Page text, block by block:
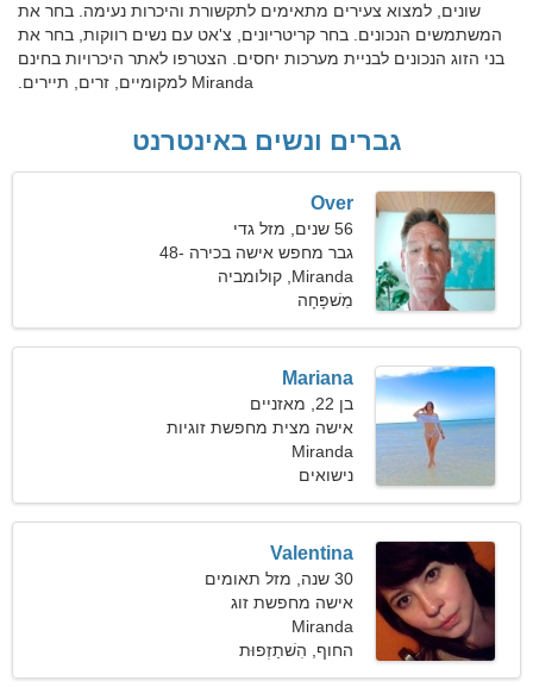
שונים, למצוא צעירים מתאימים לתקשורת והיכרות נעימה. בחר את
המשתמשים הנכונים. בחר קריטריונים, צ'אט עם נשים רווקות, בחר את
בני הזוג הנכונים לבניית מערכות יחסים. הצטרפו לאתר היכרויות בחינם
Miranda למקומיים, זרים, תיירים.
גברים ונשים באינטרנט
Over
56 שנים, מזל גדי
גבר מחפש אישה בכירה 48-
51
Miranda, קולומביה
מִשׁפָּחָה
Mariana
בן 22, מאזניים
אישה מצית מחפשת זוגיות
Miranda
נישואים
Valentina
30 שנה, מזל תאומים
אישה מחפשת זוג
Miranda
החוף, הִשׁתַזְפוּת